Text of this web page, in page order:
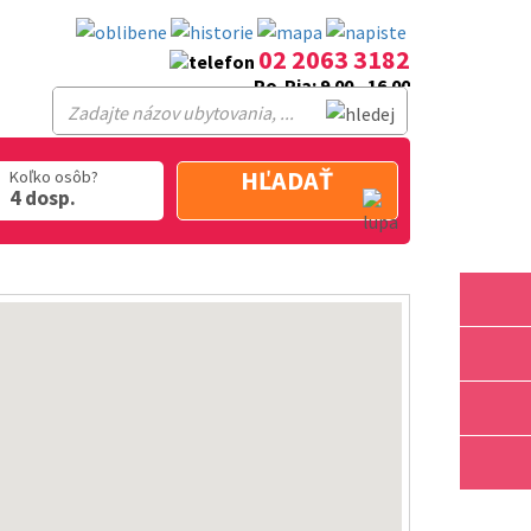
02 2063 3182
Po-Pia: 9.00 - 16.00
Koľko osôb?
4 dosp.
HĽADAŤ